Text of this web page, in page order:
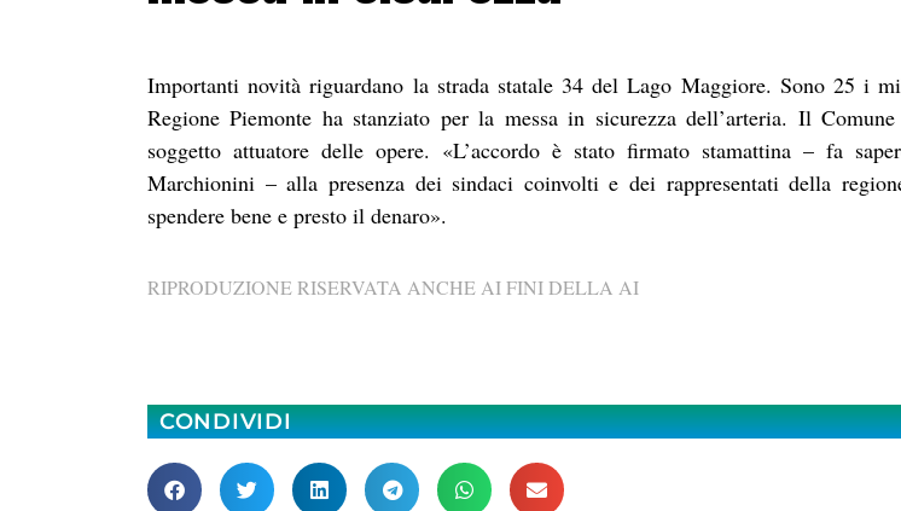
Importanti novità riguardano la strada statale 34 del Lago Maggiore. Sono 25 i
Regione Piemonte ha stanziato per la messa in sicurezza dell’arteria. Il
soggetto attuatore delle opere. «L’accordo è stato firmato stamattina – fa
Marchionini – alla presenza dei sindaci coinvolti e dei rappresentati della
spendere bene e presto il denaro».
RIPRODUZIONE RISERVATA ANCHE AI FINI DELLA AI
CONDIVIDI